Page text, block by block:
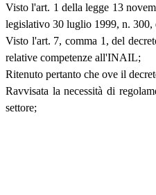
Visto l'art. 1 della legge 13
legislativo 30 luglio 1999, n. 300,
Visto l'art. 7, comma 1, del
relative competenze all'INAIL;
Ritenuto pertanto che ove il
Ravvisata la necessità di
settore;